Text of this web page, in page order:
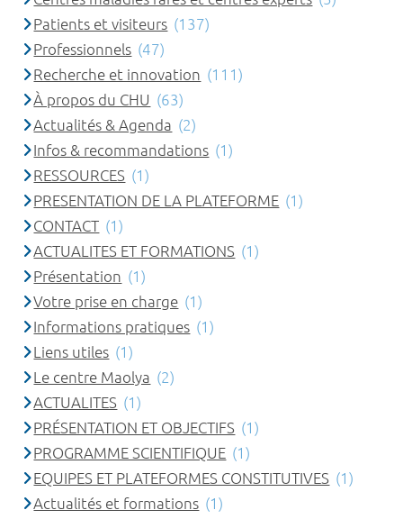
Patients et visiteurs (137)
Professionnels (47)
Recherche et innovation (111)
À propos du CHU (63)
Actualités & Agenda (2)
Infos & recommandations (1)
RESSOURCES (1)
PRESENTATION DE LA PLATEFORME (1)
CONTACT (1)
ACTUALITES ET FORMATIONS (1)
Présentation (1)
Votre prise en charge (1)
Informations pratiques (1)
Liens utiles (1)
Le centre Maolya (2)
ACTUALITES (1)
PRÉSENTATION ET OBJECTIFS (1)
PROGRAMME SCIENTIFIQUE (1)
EQUIPES ET PLATEFORMES CONSTITUTIVES (1)
Actualités et formations (1)